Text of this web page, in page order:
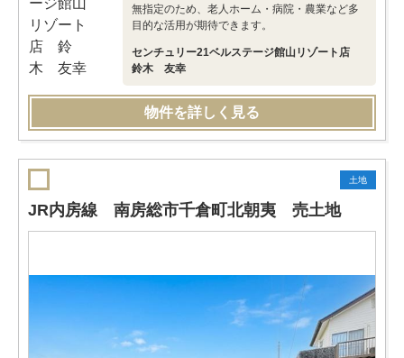
無指定のため、老人ホーム・病院・農業など多
目的な活用が期待できます。
センチュリー21ベルステージ館山リゾート店
鈴木 友幸
物件を詳しく見る
土地
JR内房線 南房総市千倉町北朝夷 売土地